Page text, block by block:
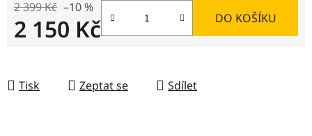
2 399 Kč –10 %
2 150 Kč DO KOŠÍKU
Tisk Zeptat se Sdílet